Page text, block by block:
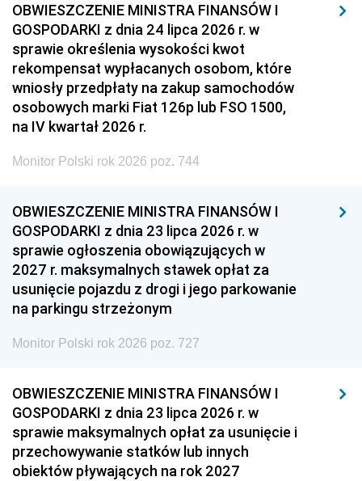
OBWIESZCZENIE MINISTRA FINANSÓW I
GOSPODARKI z dnia 24 lipca 2026 r. w
sprawie określenia wysokości kwot
rekompensat wypłacanych osobom, które
wniosły przedpłaty na zakup samochodów
osobowych marki Fiat 126p lub FSO 1500,
na IV kwartał 2026 r.
Monitor Polski rok 2026 poz. 744
OBWIESZCZENIE MINISTRA FINANSÓW I
GOSPODARKI z dnia 23 lipca 2026 r. w
sprawie ogłoszenia obowiązujących w
2027 r. maksymalnych stawek opłat za
usunięcie pojazdu z drogi i jego parkowanie
na parkingu strzeżonym
Monitor Polski rok 2026 poz. 727
OBWIESZCZENIE MINISTRA FINANSÓW I
GOSPODARKI z dnia 23 lipca 2026 r. w
sprawie maksymalnych opłat za usunięcie i
przechowywanie statków lub innych
obiektów pływających na rok 2027